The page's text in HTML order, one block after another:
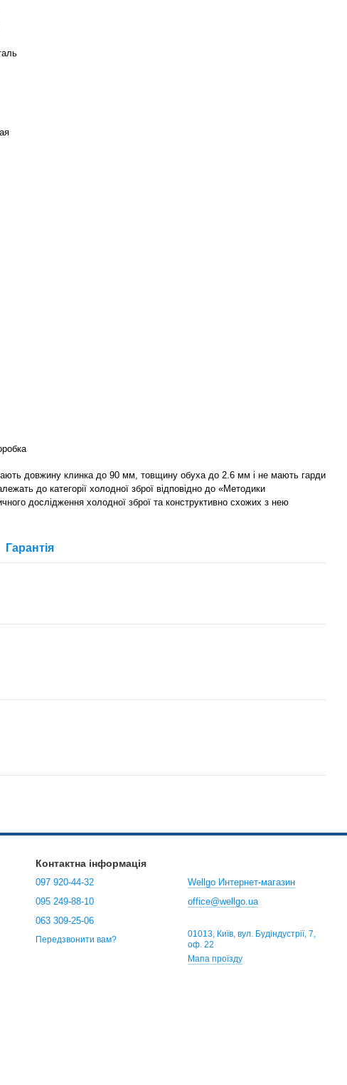
довжину клинка до 90 мм, товщину обуха до 2.6 мм і не мають гарди
до категорії холодної зброї відповідно до «Методики
дослідження холодної зброї та конструктивно схожих з нею
Гарантія
Контактна інформація
097 920-44-32
095 249-88-10
063 309-25-06
Передзвонити вам?
Wellgo Интернет-магазин
office@wellgo.ua
01013, Київ, вул. Будіндустрії, 7,
оф. 22
Мапа проїзду